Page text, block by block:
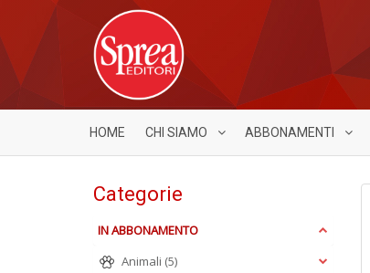
HOME CHI SIAMO ABBONAMENTI
Categorie
IN ABBONAMENTO
Animali (5)